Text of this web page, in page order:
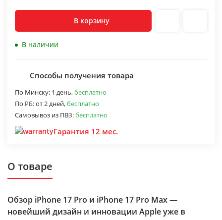
В корзину
В наличии
Способы получения товара
По Минску: 1 день,бесплатно
По РБ:от 2 дней,бесплатно
Самовывоз из ПВЗ:бесплатно
Гарантия 12 мес.
О товаре
Обзор iPhone 17 Pro и iPhone 17 Pro Max —
новейший дизайн и инновации Apple уже в